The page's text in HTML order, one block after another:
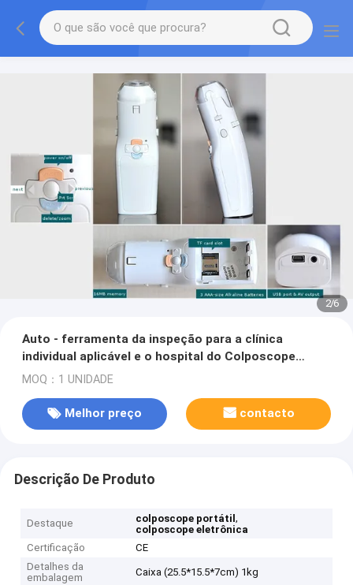
2/6
Auto - ferramenta da inspeção para a clínica
individual aplicável e o hospital do Colposcope
eletrônico de Digitas do exame cervical
MOQ：1 UNIDADE
Melhor preço contacto
Descrição De Produto
Destaque colposcope portátil,
colposcope eletrônica
Certificação
CE
Detalhes da
embalagem
Caixa (25.5*15.5*7cm) 1kg